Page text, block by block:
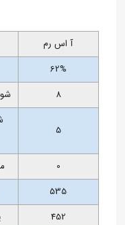
آ اس رم
62%
8
5
0
535
452